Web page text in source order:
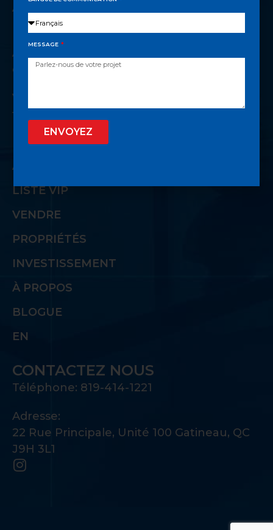
Accompagnement à chaque étape de
l’investissement
Accès privilégié à un réseau privé
d’acheteurs
Vidéos informatives sur les nombreuses
facettes de l’immobilier
ACCUEIL
LISTE VIP
VENDRE
PROPRIÉTÉS
INVESTISSEMENT
À PROPOS
BLOGUE
EN
CONTACTEZ NOUS
Téléphone: 819-414-1221
Adresse:
22 Rue Principale, Unité 100 Gatineau, QC
J9H 3L1
MESSAGE
ENVOYEZ